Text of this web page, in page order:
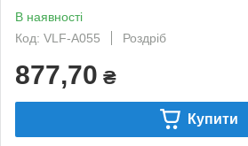
В наявності
Код: VLF-A055
Роздріб
877,70 ₴
Купити